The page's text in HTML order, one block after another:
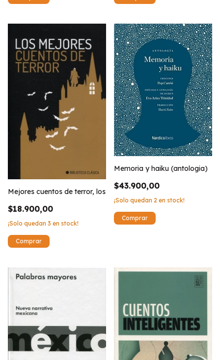
Mejores cuentos de terror, los
$18.900,00
¡Solo quedan 3 en stock!
Memoria y haiku (antologia)
$43.900,00
¡Solo quedan 2 en stock!